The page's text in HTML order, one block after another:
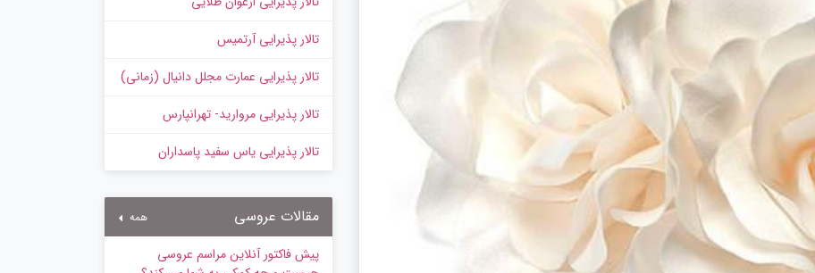
تالار پذیرایی آرتمیس
تالار پذیرایی عمارت مجلل دانیال (زمانی)
تالار پذیرایی مروارید- تهرانپارس
تالار پذیرایی یاس سفید پاسداران
مقالات عروسی همه
پیش‌ فاکتور آنلاین مراسم عروسی